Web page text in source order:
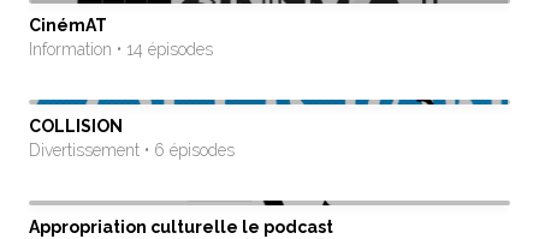
CinémAT
Information • 14 épisodes
COLLISION
Divertissement • 6 épisodes
Appropriation culturelle le podcast